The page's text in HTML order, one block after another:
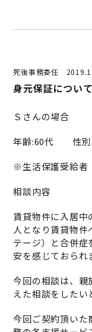
死後事務委任
身元保証につい
Ｓさんの場合
年齢:60代 性
※生活保護受給者
相談内容
賃貸物件に入居中
人となり賃貸物件
テージ）と合併症
安を感じておられ
今回の相談は、親
えた相談をしたい
今回ご契約頂いた